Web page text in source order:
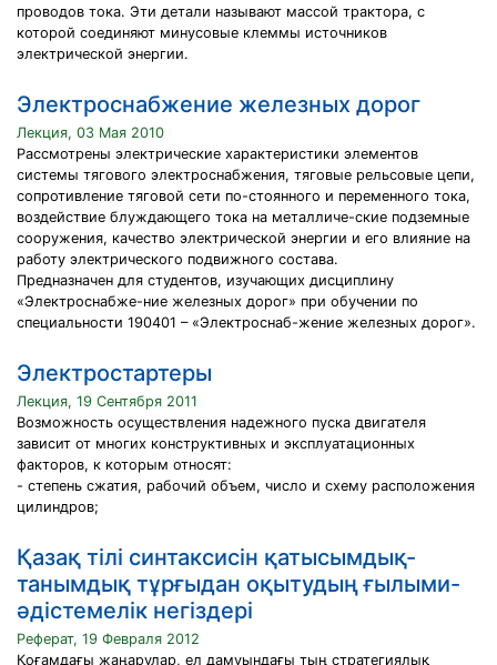
проводов тока. Эти детали называют массой трактора, с
которой соединяют минусовые клеммы источников
электрической энергии.
Электроснабжение железных дорог
Лекция, 03 Мая 2010
Рассмотрены электрические характеристики элементов
системы тягового электроснабжения, тяговые рельсовые цепи,
сопротивление тяговой сети по-стоянного и переменного тока,
воздействие блуждающего тока на металличе-ские подземные
сооружения, качество электрической энергии и его влияние на
работу электрического подвижного состава.
Предназначен для студентов, изучающих дисциплину
«Электроснабже-ние железных дорог» при обучении по
специальности 190401 – «Электроснаб-жение железных дорог».
Электростартеры
Лекция, 19 Сентября 2011
Возможность осуществления надежного пуска двигателя
зависит от многих конструктивных и эксплуатационных
факторов, к которым относят:
- степень сжатия, рабочий объем, число и схему расположения
цилиндров;
Қазақ тілі синтаксисін қатысымдық-
танымдық тұрғыдан оқытудың ғылыми-
әдістемелік негіздері
Реферат, 19 Февраля 2012
Қоғамдағы жаңарулар, ел дамуындағы тың стратегиялық